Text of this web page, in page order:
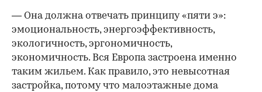
— Она должна отвечать принципу «пяти э»:
эмоциональность, энергоэффективность,
экологичность, эргономичность,
экономичность. Вся Европа застроена именно
таким жильем. Как правило, это невысотная
застройка, потому что малоэтажные дома